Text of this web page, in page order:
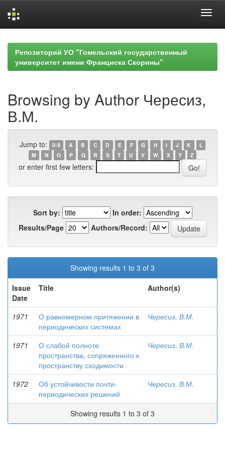
navigationРепозиторий УО "Гомельский государственный
университет имени Франциска Скорины"
Browsing by Author Чересиз,
В.М.
Jump to: 0-9 A B C D E F G H I J K
L
M
N O P Q R S T U V W X Y Z
or enter first few letters:
Sort by:
In order:
Results/Page
Authors/Record:
Showing results 1 to 3 of 3
Issue
Date
Title Author(s)
1971
О равномерном притяжении в
периодических системах
Чересиз, В.М.
1971
О слабой полноте
пространства, сопряженного к
пространству сходимости
Чересиз, В.М.
1972
Об устойчивости почти-
периодических решений
Чересиз, В.М.
Showing results 1 to 3 of 3